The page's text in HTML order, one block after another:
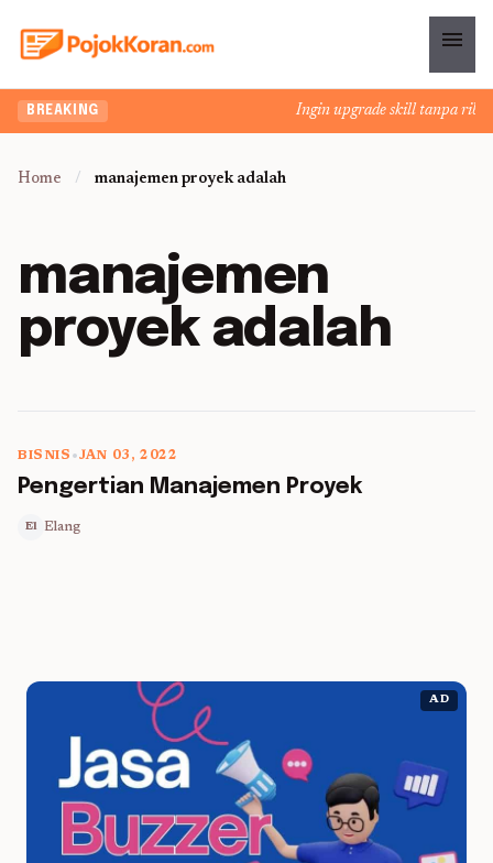
menu
BREAKING Ingin upgrade skill tanpa
Home / manajemen proyek adalah
manajemen
proyek adalah
BISNIS •JAN 03, 2022
Pengertian Manajemen Proyek
El Elang
AD